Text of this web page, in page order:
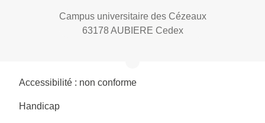
Campus universitaire des Cézeaux
63178 AUBIERE Cedex
Accessibilité : non conforme
Handicap